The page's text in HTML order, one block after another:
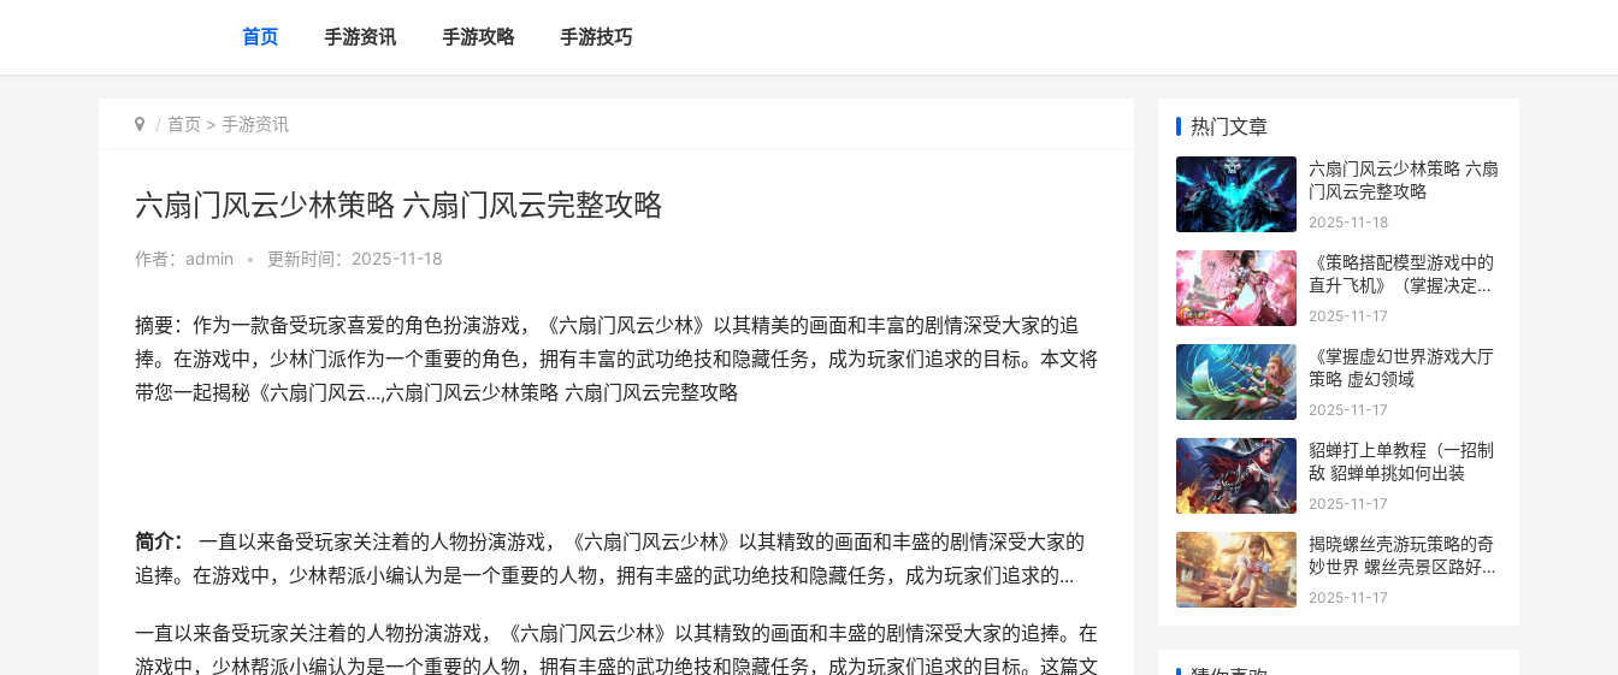
首页 手游资讯 手游攻略 手游技巧
首页 > 手游资讯
六扇门风云少林策略 六扇门风云完整攻略
作者： admin • 更新时间：2025-11-18
摘要：作为一款备受玩家喜爱的角色扮演游戏，《六扇门风云少林》以其精美的画面和丰富的剧情深受大家的追
捧。在游戏中，少林门派作为一个重要的角色，拥有丰富的武功绝技和隐藏任务，成为玩家们追求的目标。本文将
带您一起揭秘《六扇门风云...,六扇门风云少林策略 六扇门风云完整攻略
简介：
一直以来备受玩家关注着的人物扮演游戏，《六扇门风云少林》以其精致的画面和丰盛的剧情深受大家的
追捧。在游戏中，少林帮派小编认为是一个重要的人物，拥有丰盛的武功绝技和隐藏任务，成为玩家们追求的...
一直以来备受玩家关注着的人物扮演游戏，《六扇门风云少林》以其精致的画面和丰盛的剧情深受大家的追捧。在
游戏中，少林帮派小编认为是一个重要的人物，拥有丰盛的武功绝技和隐藏任务，成为玩家们追求的目标。这篇文
热门文章
六扇门风云少林策略 六扇
门风云完整攻略
2025-11-18
《策略搭配模型游戏中的
直升飞机》（掌握决定因
素诀窍 策略模式结构
2025-11-17
《掌握虚幻世界游戏大厅
策略 虚幻领域
2025-11-17
貂蝉打上单教程（一招制
敌 貂蝉单挑如何出装
2025-11-17
揭晓螺丝壳游玩策略的奇
妙世界 螺丝壳景区路好走
吗
2025-11-17